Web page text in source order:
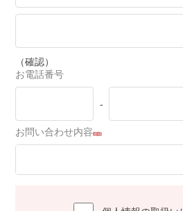
（確認）
お電話番号
-
お問い合わせ内容必須